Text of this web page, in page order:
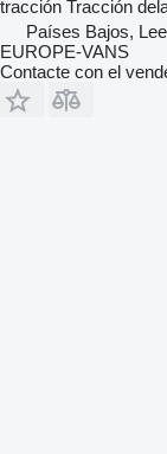
tracción Tracción
Países Bajos,
EUROPE-VANS
Contacte con el